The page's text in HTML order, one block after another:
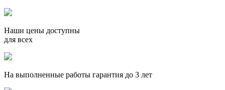
Наши цены доступны
для всех
На выполненные работы гарантия до 3 лет